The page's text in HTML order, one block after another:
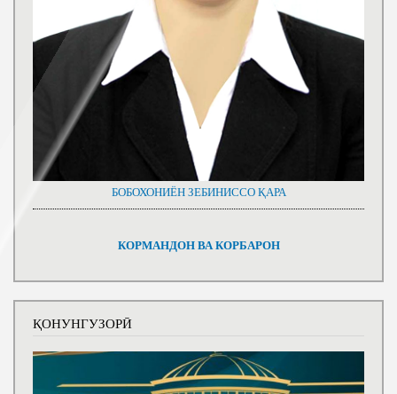
БОБОХОНИЁН ЗЕБИНИССО ҚАРА
КОРМАНДОН ВА КОРБАРОН
ҚОНУНГУЗОРӢ